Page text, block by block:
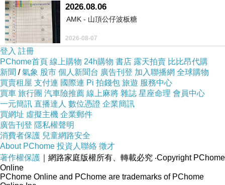
2026.08.06
AMK - 山頂公仔波板糖
2026-08-07
登入 註冊
PChome首頁 線上購物 24h購物 書店 露天拍賣 比比昂代購
新聞 /氣象 股市 個人新聞台 廣告刊登 加入聯播網 全球購物
買賣租屋 支付連 國際連 Pi 拍錢包 旅遊 服務中心
買車 旅行團 汽車險推薦 線上麻將 雜誌 星座命理 會員中心
一元簡訊 直播達人 數位憑證 企業簡訊
買網址 虛擬主機 企業郵件
廣告刊登 隱私權聲明
消費者保護 兒童網路安全
About PChome 投資人聯絡 徵才
著作權保護 ｜網路家庭版權所有、轉載必究 ‧Copyright PChome
Online
PChome Online and PChome are trademarks of PChome